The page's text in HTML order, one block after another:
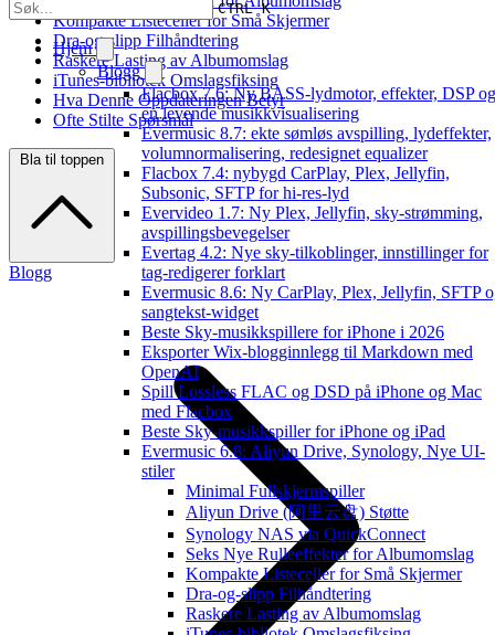
CTRL K
Hjem
Blogg
Flacbox 7.6: Ny BASS-lydmotor, effekter, DSP og
en levende musikkvisualisering
Evermusic 8.7: ekte sømløs avspilling, lydeffekter,
volumnormalisering, redesignet equalizer
Flacbox 7.4: nybygd CarPlay, Plex, Jellyfin,
Subsonic, SFTP for hi-res-lyd
Evervideo 1.7: Ny Plex, Jellyfin, sky-strømming,
avspillingsbevegelser
Evertag 4.2: Nye sky-tilkoblinger, innstillinger for
tag-redigerer forklart
Evermusic 8.6: Ny CarPlay, Plex, Jellyfin, SFTP
sangtekst-widget
Beste Sky-musikkspillere for iPhone i 2026
Eksporter Wix-blogginnlegg til Markdown med
OpenAI
Spill Lossless FLAC og DSD på iPhone og Mac
med Flacbox
Beste Sky-musikkspiller for iPhone og iPad
Evermusic 6.8: Aliyun Drive, Synology, Nye UI-
stiler
Minimal Fullskjermspiller
Aliyun Drive (阿里云盘) Støtte
Synology NAS via QuickConnect
Seks Nye Rulleeffekter for Albumomslag
Kompakte Listeceller for Små Skjermer
Dra-og-slipp Filhåndtering
Raskere Lasting av Albumomslag
Kompakte Listeceller for Små Skjermer
Dra-og-slipp Filhåndtering
Raskere Lasting av Albumomslag
iTunes-bibliotek Omslagsfiksing
Hva Denne Oppdateringen Betyr
Ofte Stilte Spørsmål
Bla til toppen
Blogg